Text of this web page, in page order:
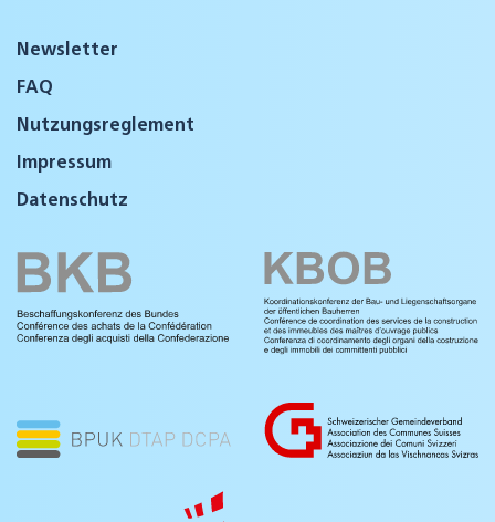
Newsletter
FAQ
Nutzungsreglement
Impressum
Datenschutz